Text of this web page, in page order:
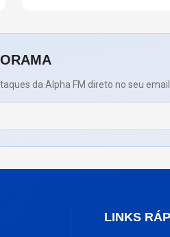
da Alpha FM direto no seu email.
LINKS